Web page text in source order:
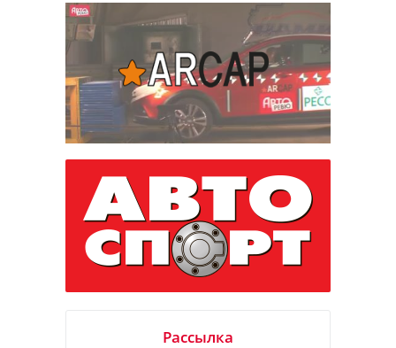
Рассылка